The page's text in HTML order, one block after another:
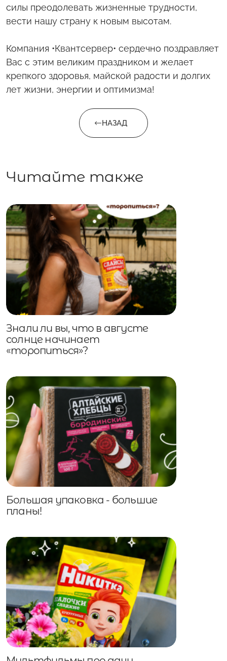
силы преодолевать жизненные трудности,
вести нашу страну к новым высотам.
Компания •Квантсервер• сердечно поздравляет
Вас с этим великим праздником и желает
крепкого здоровья, майской радости и долгих
лет жизни, энергии и оптимизма!
НАЗАД
Читайте также
Знали ли вы, что в августе
солнце начинает
«торопиться»?
Большая упаковка - большие
планы!